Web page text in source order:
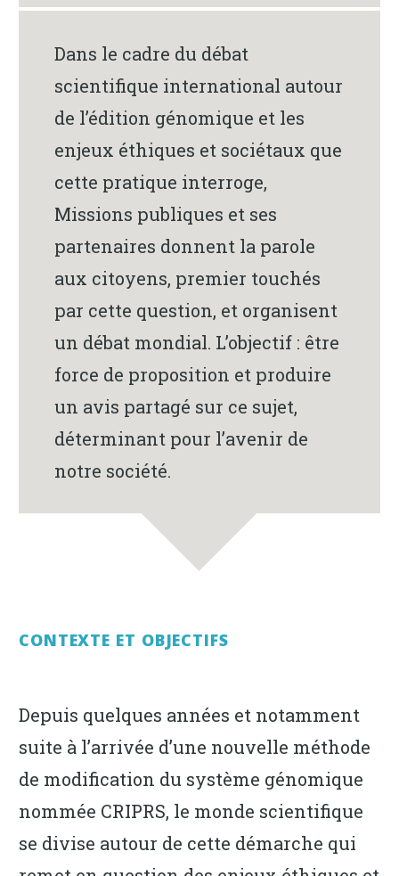
Dans le cadre du débat
scientifique international autour
de l’édition génomique et les
enjeux éthiques et sociétaux que
cette pratique interroge,
Missions publiques et ses
partenaires donnent la parole
aux citoyens, premier touchés
par cette question, et organisent
un débat mondial. L’objectif : être
force de proposition et produire
un avis partagé sur ce sujet,
déterminant pour l’avenir de
notre société.
CONTEXTE ET OBJECTIFS
Depuis quelques années et notamment
suite à l’arrivée d’une nouvelle méthode
de modification du système génomique
nommée CRIPRS, le monde scientifique
se divise autour de cette démarche qui